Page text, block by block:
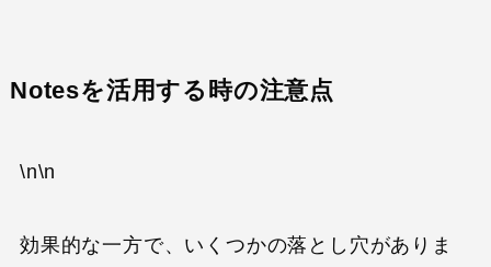
Notesを活用する時の注意点
\n\n
効果的な一方で、いくつかの落とし穴がありま